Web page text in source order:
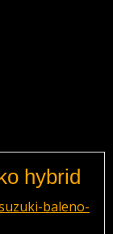
hybrid
baleno-